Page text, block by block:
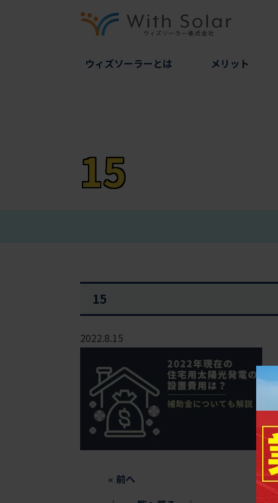
ウィズソーラーとは メリット
15
15
2022.8.15
« 前へ